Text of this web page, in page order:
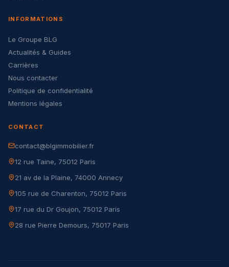
INFORMATIONS
Le Groupe BLG
Actualités & Guides
Carrières
Nous contacter
Politique de confidentialité
Mentions légales
CONTACT
contact@blgimmobilier.fr
12 rue Taine, 75012 Paris
21 av de la Plaine, 74000 Annecy
105 rue de Charenton, 75012 Paris
17 rue du Dr Goujon, 75012 Paris
28 rue Pierre Demours, 75017 Paris